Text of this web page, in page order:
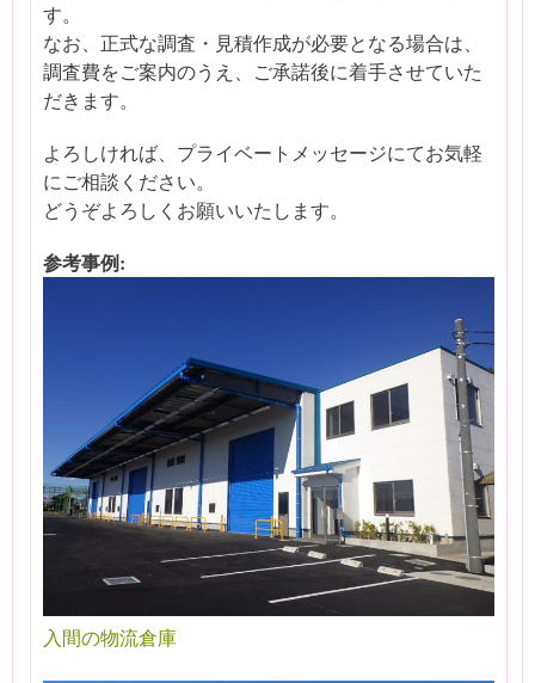
す。
なお、正式な調査・見積作成が必要となる場合は、
調査費をご案内のうえ、ご承諾後に着手させていた
だきます。
よろしければ、プライベートメッセージにてお気軽
にご相談ください。
どうぞよろしくお願いいたします。
参考事例:
入間の物流倉庫